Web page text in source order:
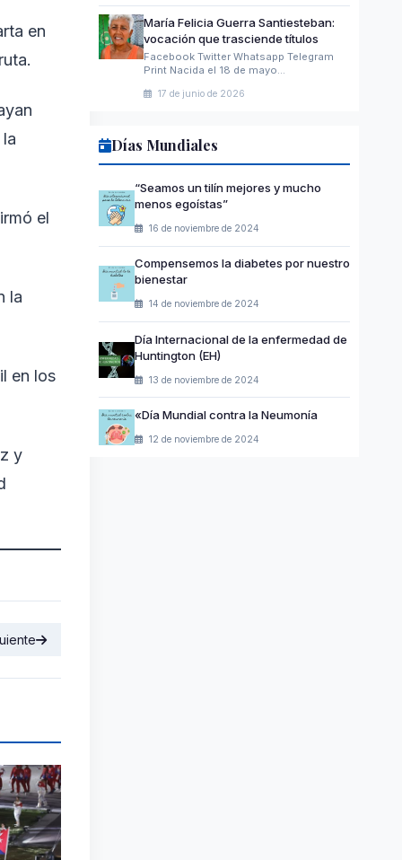
en
el
la
en los
y
María Felicia Guerra Santiesteban:
vocación que trasciende títulos
Facebook Twitter Whatsapp Telegram
Print Nacida el 18 de mayo…
17 de junio de 2026
Días Mundiales
“Seamos un tilín mejores y mucho
menos egoístas”
16 de noviembre de 2024
Compensemos la diabetes por nuestro
bienestar
14 de noviembre de 2024
Día Internacional de la enfermedad de
Huntington (EH)
13 de noviembre de 2024
«Día Mundial contra la Neumonía
12 de noviembre de 2024